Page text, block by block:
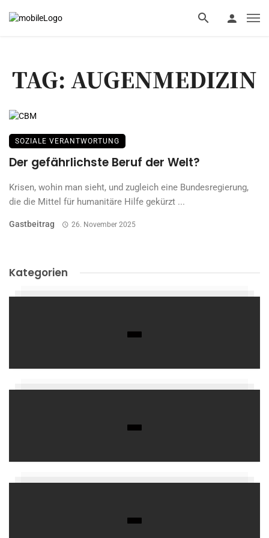
TAG: AUGENMEDIZIN
SOZIALE VERANTWORTUNG
Der gefährlichste Beruf der Welt?
Krisen, wohin man sieht, und zugleich eine Bundesregierung,
die die Mittel für humanitäre Hilfe gekürzt ...
Gastbeitrag 26. November 2025
Kategorien